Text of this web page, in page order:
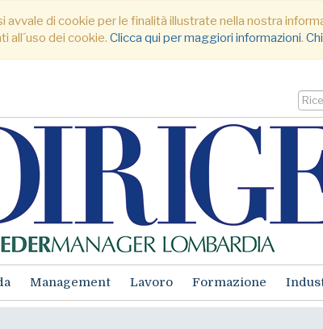
di cookie per le finalità illustrate nella nostra
all´uso dei cookie. Clicca qui per maggiori informazioni.
Management Lavoro Formazione